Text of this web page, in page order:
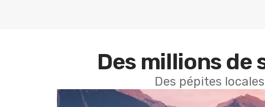
Des millions de
Des pépites